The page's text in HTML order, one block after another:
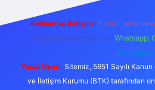
Reklam ve İletişim: E-mail:
forumhizmeti@gmail.com Whatsapp:
@karabul
Yasal Uyarı: Sitemiz, 5651 Sayılı
ve İletişim Kurumu (BTK) tarafından